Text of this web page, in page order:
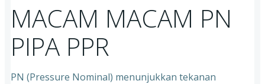
MACAM MACAM PN
PIPA PPR
PN (Pressure Nominal) menunjukkan tekanan